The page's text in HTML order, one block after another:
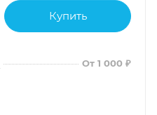
Купить
От 1 000 ₽